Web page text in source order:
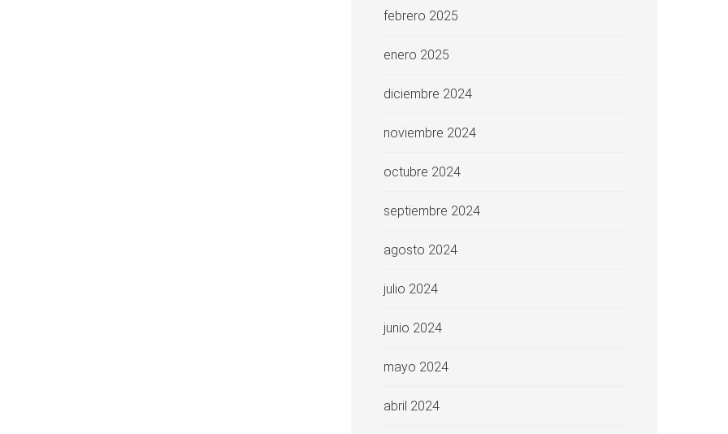
febrero 2025
enero 2025
diciembre 2024
noviembre 2024
octubre 2024
septiembre 2024
agosto 2024
julio 2024
junio 2024
mayo 2024
abril 2024